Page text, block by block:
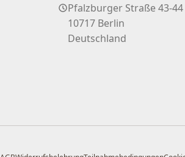
Pfalzburger Straße 43-44
10717 Berlin
Deutschland